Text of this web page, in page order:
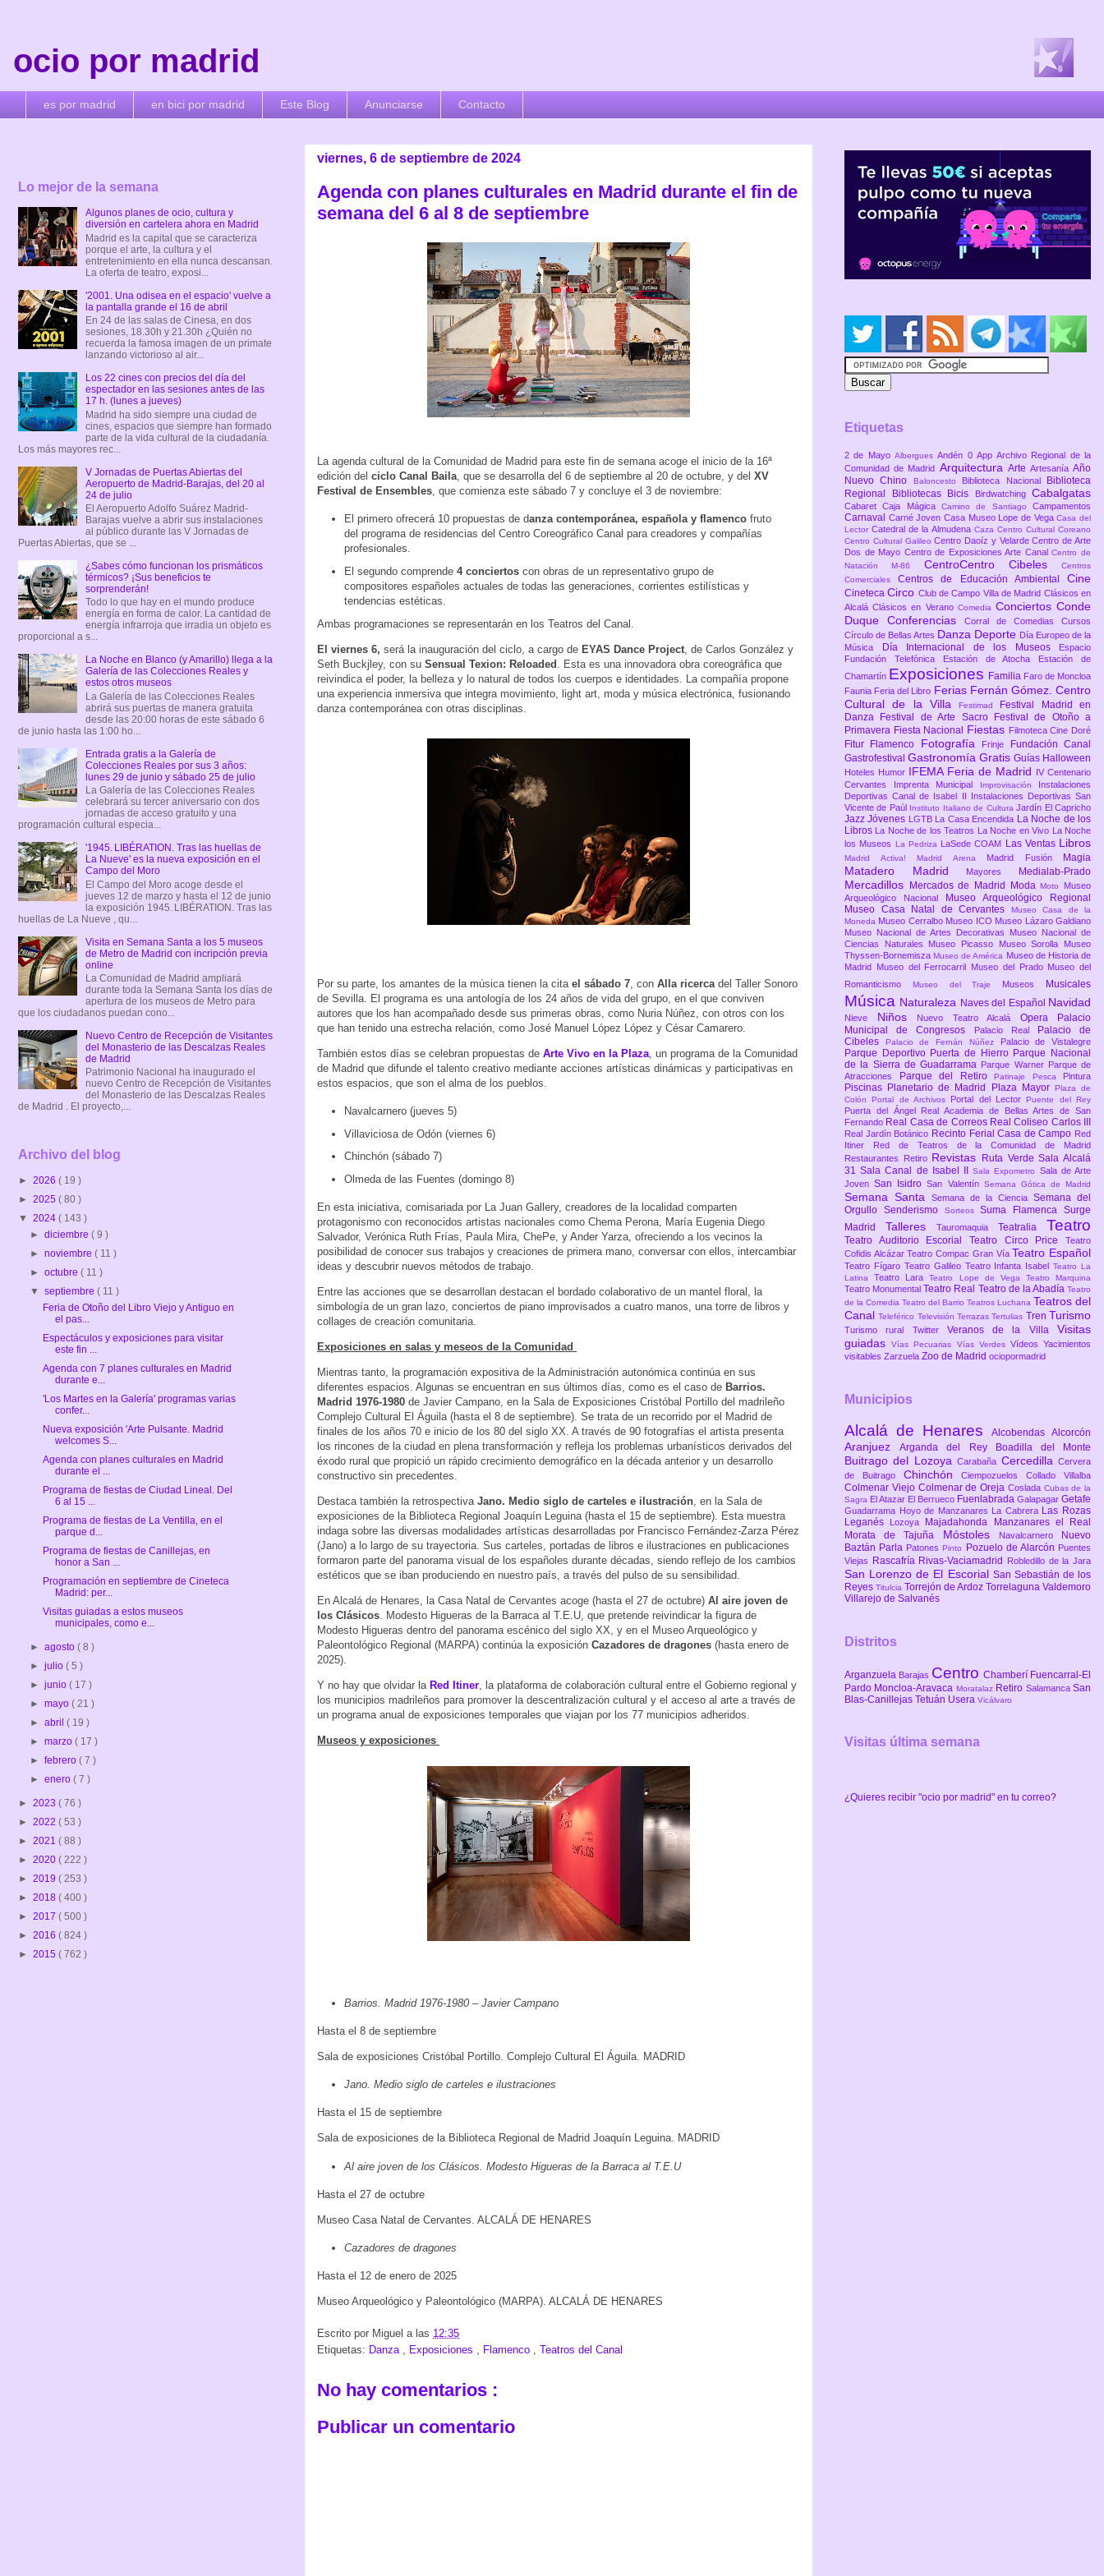
ocio por madrid
es por madrid en bici por madrid Este Blog Anunciarse Contacto
viernes, 6 de septiembre de 2024
Agenda con planes culturales en Madrid durante el fin de
semana del 6 al 8 de septiembre
La agenda cultural de la Comunidad de Madrid para este fin de semana acoge el inicio de la 16ª
edición del ciclo Canal Baila , que se desarrolla del 6 de septiembre al 20 de octubre, y del XV
Festival de Ensembles , que comienza este sábado 7 y concluye el 3 de noviembre:
El primero ofrecerá 10 propuestas de danza contemporánea, española y flamencofruto
del programa de residencias del Centro Coreográfico Canal para creadores y compañías
profesionales.
El segundo comprende 4 conciertos con obras de un representativo grupo de
compositores españoles actuales de todas las generaciones, corrientes estilísticas y
tendencias estéticas.
Ambas programaciones se representarán en los Teatros del Canal.
El viernes 6, será la inauguración del ciclo, a cargo de EYAS Dance Project , de Carlos González y
Seth Buckjley, con su Sensual Texion: Reloaded . Esta es una innovadora obra coreográfica que
reivindica el poder, la belleza y lo natural de todos los cuerpos e identidades. La compañía propone
una experiencia inmersiva que integra movimiento, light art, moda y música electrónica, fusionando
danza contemporánea con otras disciplinas.
Por su parte, los amantes de la música tienen la cita el sábado 7 , con Alla ricerca del Taller Sonoro
de Sevilla. El programa es una antología de los 24 años de vida del grupo, en el que conviven
autores que los han acompañado desde sus primeras obras, como Nuria Núñez, con otros con los
que han tenido una estrecha relación, como José Manuel López López y César Camarero.
También estos días se celebran propuestas de Arte Vivo en la Plaza , un programa de la Comunidad
de Madrid que difunde el talento creativo mediante acciones artísticas dinámicas y participativas en
estos espacios, que son el alma de los pueblos.
Navalcarnero (jueves 5)
Villaviciosa de Odón (viernes 6)
Chinchón (sábado 7)
Olmeda de las Fuentes (domingo 8)
En esta iniciativa, comisariada por La Juan Gallery, creadores de la localidad comparten
protagonismo con reconocidos artistas nacionales como Chema Perona, María Eugenia Diego
Salvador, Verónica Ruth Frías, Paula Mira, ChePe, y Ander Yarza, ofreciendo a los vecinos la
posibilidad de conocer sus trabajos y creaciones de primera mano, conversar con ellos, intercambiar
ideas y descubrir nuevos métodos de trabajo.
Entre las acciones que se desarrollan destacan el bordado colaborativo de un mantel floral, la
simbología de un gran lazo, conciertos de piano improvisados a cuatro manos, una torre de libros y
collages de creación comunitaria.
Exposiciones en salas y meseos de la Comunidad
Mientras tanto, la programación expositiva de la Administración autonómica continúa en sus
diferentes espacios. Algunas se encuentran en sus últimos días, como es el caso de Barrios.
Madrid 1976-1980 de Javier Campano, en la Sala de Exposiciones Cristóbal Portillo del madrileño
Complejo Cultural El Águila (hasta el 8 de septiembre). Se trata de un recorrido por el Madrid de
finales de los años 70 e inicio de los 80 del siglo XX. A través de 90 fotografías el artista presenta
los rincones de la ciudad en plena transformación y refleja los problemas urbanísticos derivados del
éxodo rural que propició un rápido crecimiento demográfico en la década anterior y un desarrollo
constructivo sin precedentes.
Destaca también la retrospectiva Jano. Medio siglo de carteles e ilustración, en la Sala de
exposiciones de la Biblioteca Regional Joaquín Leguina (hasta el 15 de septiembre). Esta muestra
indaga sobre las diversas modalidades artísticas desarrolladas por Francisco Fernández-Zarza Pérez
(Jano) a lo largo de su trayectoria. Sus carteles, portadas de libros e ilustraciones en publicaciones
formaron parte del panorama visual de los españoles durante décadas, siendo reflejo de los cambios
estéticos que se iban produciendo en nuestro país, a través del pulso de su sensibilidad.
En Alcalá de Henares, la Casa Natal de Cervantes acoge (hasta el 27 de octubre) Al aire joven de
los Clásicos. Modesto Higueras de la Barraca al T.E.U, que pretende reivindicar la figura de
Modesto Higueras dentro del panorama escénico del siglo XX, y en el Museo Arqueológico y
Paleontológico Regional (MARPA) continúa la exposición Cazadores de dragones (hasta enero de
2025).
Y no hay que olvidar la Red Itiner, la plataforma de colaboración cultural entre el Gobierno regional y
los municipios madrileños para promover la descentralización cultural y el acceso al arte a través de
un programa anual de exposiciones temporales que viajan por los 77 municipios adheridos.
Museos y exposiciones
Barrios. Madrid 1976-1980 – Javier Campano
Hasta el 8 de septiembre
Sala de exposiciones Cristóbal Portillo. Complejo Cultural El Águila. MADRID
Jano. Medio siglo de carteles e ilustraciones
Hasta el 15 de septiembre
Sala de exposiciones de la Biblioteca Regional de Madrid Joaquín Leguina. MADRID
Al aire joven de los Clásicos. Modesto Higueras de la Barraca al T.E.U
Hasta el 27 de octubre
Museo Casa Natal de Cervantes. ALCALÁ DE HENARES
Cazadores de dragones
Hasta el 12 de enero de 2025
Museo Arqueológico y Paleontológico (MARPA). ALCALÁ DE HENARES
Escrito por Miguel a las 12:35
Etiquetas: Danza Exposiciones Flamenco Teatros del Canal
No hay comentarios :
Publicar un comentario
Lo mejor de la semana
Algunos planes de ocio, cultura y
diversión en cartelera ahora en Madrid
Madrid es la capital que se caracteriza
porque el arte, la cultura y el
entretenimiento en ella nunca descansan.
La oferta de teatro, exposi...
'2001. Una odisea en el espacio' vuelve a
la pantalla grande el 16 de abril
En 24 de las salas de Cinesa, en dos
sesiones, 18.30h y 21.30h ¿Quién no
recuerda la famosa imagen de un primate
lanzando victorioso al air...
Los 22 cines con precios del día del
espectador en las sesiones antes de las
17 h. (lunes a jueves)
Madrid ha sido siempre una ciudad de
cines, espacios que siempre han formado
parte de la vida cultural de la ciudadanía.
Los más mayores rec...
V Jornadas de Puertas Abiertas del
Aeropuerto de Madrid-Barajas, del 20 al
24 de julio
El Aeropuerto Adolfo Suárez Madrid-
Barajas vuelve a abrir sus instalaciones
al público durante las V Jornadas de
Puertas Abiertas, que se ...
¿Sabes cómo funcionan los prismáticos
térmicos? ¡Sus beneficios te
sorprenderán!
Todo lo que hay en el mundo produce
energía en forma de calor. La cantidad de
energía infrarroja que irradia un objeto es
proporcional a s...
La Noche en Blanco (y Amarillo) llega a la
Galería de las Colecciones Reales y
estos otros museos
La Galería de las Colecciones Reales
abrirá sus puertas de manera gratuita
desde las 20:00 horas de este sábado 6
de junio hasta las 1:00 ho...
Entrada gratis a la Galería de
Colecciones Reales por sus 3 años:
lunes 29 de junio y sábado 25 de julio
La Galería de las Colecciones Reales
celebrará su tercer aniversario con dos
jornadas de acceso gratuito y una
programación cultural especia...
'1945. LIBÉRATION. Tras las huellas de
La Nueve' es la nueva exposición en el
Campo del Moro
El Campo del Moro acoge desde el
jueves 12 de marzo y hasta el 12 de junio
la exposición 1945. LIBÉRATION. Tras las
huellas de La Nueve , qu...
Visita en Semana Santa a los 5 museos
de Metro de Madrid con incripción previa
online
La Comunidad de Madrid ampliará
durante toda la Semana Santa los días de
apertura de los museos de Metro para
que los ciudadanos puedan cono...
Nuevo Centro de Recepción de Visitantes
del Monasterio de las Descalzas Reales
de Madrid
Patrimonio Nacional ha inaugurado el
nuevo Centro de Recepción de Visitantes
del Monasterio de las Descalzas Reales
de Madrid . El proyecto,...
Archivo del blog
► 2026 ( 19 )
► 2025 ( 80 )
▼ 2024 ( 143 )
►diciembre( 9 )
►noviembre( 11 )
►octubre( 11 )
▼septiembre( 11 )
Feria de Otoño del Libro Viejo y Antiguo en
el pas...
Espectáculos y exposiciones para visitar
este fin ...
Agenda con 7 planes culturales en Madrid
durante e...
'Los Martes en la Galería' programas varias
confer...
Nueva exposición 'Arte Pulsante. Madrid
welcomes S...
Agenda con planes culturales en Madrid
durante el ...
Programa de fiestas de Ciudad Lineal. Del
6 al 15 ...
Programa de fiestas de La Ventilla, en el
parque d...
Programa de fiestas de Canillejas, en
honor a San ...
Programación en septiembre de Cineteca
Madrid: per...
Visitas guiadas a estos museos
municipales, como e...
►agosto( 8 )
►julio( 5 )
►junio( 17 )
►mayo( 21 )
►abril( 19 )
►marzo( 17 )
►febrero( 7 )
►enero( 7 )
► 2023 ( 76 )
► 2022 ( 53 )
► 2021 ( 88 )
► 2020 ( 222 )
► 2019 ( 253 )
► 2018 ( 400 )
► 2017 ( 500 )
► 2016 ( 824 )
► 2015 ( 762 )
Etiquetas
2 de Mayo AlberguesAndén 0 AppArchivo Regional de la
Comunidad de Madrid Arquitectura Arte ArtesaníaAño
Nuevo Chino
Baloncesto Biblioteca Nacional
Biblioteca
Regional
Bibliotecas Bicis Birdwatching Cabalgatas
CabaretCaja MágicaCamino de SantiagoCampamentos
Carnaval Carné JovenCasa Museo Lope de VegaCasa del
LectorCatedral de la Almudena Caza Centro Cultural Coreano
Centro Cultural GalileoCentro Daoíz y VelardeCentro de Arte
Dos de Mayo Centro de Exposiciones Arte CanalCentro de
Natación M-86 CentroCentro Cibeles
Centros
ComercialesCentros de Educación AmbientalCine
CinetecaCirco Club de Campo Villa de Madrid Clásicos en
AlcaláClásicos en Verano Comedia ConciertosConde
Duque Conferencias Corral de Comedias Cursos
Círculo de Bellas Artes Danza Deporte Día Europeo de la
Música
Día Internacional de los Museos
Espacio
Fundación Telefónica
Estación de Atocha
Estación de
Chamartín Exposiciones Familia Faro de Moncloa
Faunia Feria del Libro Ferias Fernán Gómez. Centro
Cultural de la VillaFestimad
Festival Madrid en
Danza
Festival de Arte Sacro
Festival de Otoño a
Primavera Fiesta Nacional Fiestas Filmoteca Cine Doré
Fitur Flamenco Fotografía Frinje
Fundación Canal
Gastrofestival Gastronomía Gratis Guías Halloween
Hoteles Humor IFEMA Feria de Madrid
IV Centenario
Cervantes
Imprenta Municipal Improvisación
Instalaciones
Deportivas Canal de Isabel II
Instalaciones Deportivas San
Vicente de Paúl
Instituto Italiano de CulturaJardín El Capricho
JazzJóvenes LGTB La Casa Encendida La Noche de los
Libros
La Noche de los Teatros La Noche en Vivo
La Noche
los Museos
La Pedriza LaSede COAM Las Ventas Libros
Madrid Activa! Madrid Arena Madrid Fusión Magia
Matadero Madrid Mayores Medialab-Prado
Mercadillos Mercados de Madrid ModaMoto Museo
Arqueológico Nacional
Museo Arqueológico Regional
Museo Casa Natal de Cervantes
Museo Casa de la
Moneda Museo Cerralbo Museo ICO Museo Lázaro Galdiano
Museo Nacional de Artes Decorativas Museo Nacional de
Ciencias Naturales Museo Picasso Museo Sorolla Museo
Thyssen-BornemiszaMuseo de América Museo de Historia de
Madrid
Museo del Ferrocarril Museo del Prado Museo del
Romanticismo
Museo del Traje Museos Musicales
Música Naturaleza Naves del Español Navidad
Nieve Niños Nuevo Teatro Alcalá Opera
Palacio
Municipal de Congresos
Palacio Real
Palacio de
Cibeles
Palacio de Fernán Núñez Palacio de Vistalegre
Parque Deportivo Puerta de Hierro Parque Nacional
de la Sierra de Guadarrama Parque Warner Parque de
Atracciones
Parque del Retiro Patinaje Pesca Pintura
Piscinas Planetario de Madrid Plaza Mayor
Plaza de
Colón Portal de Archivos Portal del LectorPuente del Rey
Puerta del Ángel
Real Academia de Bellas Artes de San
Fernando Real Casa de Correos Real Coliseo Carlos III
Real Jardín Botánico Recinto Ferial Casa de Campo Red
Itiner
Red de Teatros de la Comunidad de Madrid
Restaurantes
Retiro Revistas Ruta VerdeSala Alcalá
31Sala Canal de Isabel IISala Expometro Sala de Arte
JovenSan IsidroSan Valentín Semana Gótica de Madrid
Semana Santa Semana de la Ciencia Semana del
Orgullo Senderismo SorteosSuma FlamencaSurge
Madrid Talleres Tauromaquia Teatralia Teatro
Teatro Auditorio Escorial Teatro Circo Price Teatro
Cofidis AlcázarTeatro Compac Gran Vía Teatro Español
Teatro Fígaro Teatro Galileo Teatro Infanta IsabelTeatro La
Latina Teatro LaraTeatro Lope de Vega Teatro Marquina
Teatro Monumental Teatro Real Teatro de la Abadía Teatro
de la Comedia Teatro del Barrio Teatros Luchana Teatros del
CanalTeleférico TelevisiónTerrazasTertulias Tren Turismo
Turismo rural Twitter Veranos de la VillaVisitas
guiadasVías Pecuarias Vías Verdes VídeosYacimientos
visitables Zarzuela Zoo de Madrid ociopormadrid
Municipios
Alcalá de Henares Alcobendas Alcorcón
AranjuezArganda del Rey Boadilla del Monte
Buitrago del LozoyaCarabaña CercedillaCervera
de Buitrago ChinchónCiempozuelosCollado Villalba
Colmenar Viejo Colmenar de Oreja Coslada Cubas de la
Sagra El Atazar El Berrueco Fuenlabrada Galapagar Getafe
Guadarrama Hoyo de Manzanares La Cabrera Las Rozas
Leganés
Lozoya Majadahonda
Manzanares el Real
Morata de Tajuña Móstoles Navalcarnero
Nuevo
Baztán Parla PatonesPinto Pozuelo de Alarcón Puentes
Viejas
Rascafría Rivas-Vaciamadrid Robledillo de la Jara
San Lorenzo de El Escorial San Sebastián de los
Reyes Titulcia Torrejón de Ardoz Torrelaguna Valdemoro
Villarejo de Salvanés
Distritos
Arganzuela Barajas Centro Chamberí Fuencarral-El
Pardo Moncloa-Aravaca Moratalaz Retiro SalamancaSan
Blas-Canillejas Tetuán Usera Vicálvaro
Visitas última semana
¿Quieres recibir "ocio por madrid" en tu correo?